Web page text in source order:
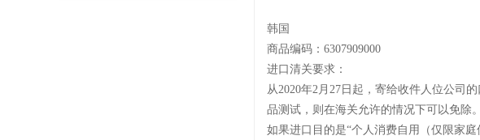
韩国
商品编码： 6307909000
进口清关要求：
从2020年2月27日起，寄给收件人位公司
品测试，则在海关允许的情况下可以免除。
如果进口目的是“个人消费自用（仅限家庭